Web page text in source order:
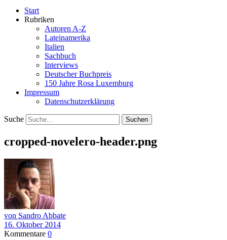
Start
Rubriken
Autoren A-Z
Lateinamerika
Italien
Sachbuch
Interviews
Deutscher Buchpreis
150 Jahre Rosa Luxemburg
Impressum
Datenschutzerklärung
Suche
cropped-novelero-header.png
von Sandro Abbate
16. Oktober 2014
Kommentare 0